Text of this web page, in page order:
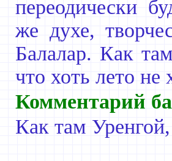
переодически
же духе,
Балалар. Как
что хоть лето не
Комментарий
Как там